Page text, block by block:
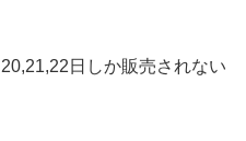
日しか販売されない